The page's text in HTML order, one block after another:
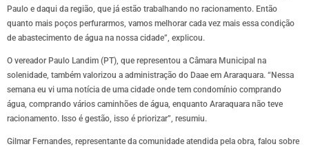
Paulo e daqui da região, que já estão trabalhando no racionamento. Então
quanto mais poços perfurarmos, vamos melhorar cada vez mais essa condição
de abastecimento de água na nossa cidade”, explicou.
O vereador Paulo Landim (PT), que representou a Câmara Municipal na
solenidade, também valorizou a administração do Daae em Araraquara. “Nessa
semana eu vi uma notícia de uma cidade onde tem condomínio comprando
água, comprando vários caminhões de água, enquanto Araraquara não teve
racionamento. Isso é gestão, isso é priorizar”, resumiu.
Gilmar Fernandes, representante da comunidade atendida pela obra, falou sobre